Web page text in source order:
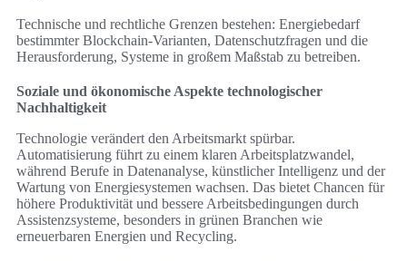
Technische und rechtliche Grenzen bestehen: Energiebedarf
bestimmter Blockchain-Varianten, Datenschutzfragen und die
Herausforderung, Systeme in großem Maßstab zu betreiben.
Soziale und ökonomische Aspekte technologischer
Nachhaltigkeit
Technologie verändert den Arbeitsmarkt spürbar.
Automatisierung führt zu einem klaren Arbeitsplatzwandel,
während Berufe in Datenanalyse, künstlicher Intelligenz und der
Wartung von Energiesystemen wachsen. Das bietet Chancen für
höhere Produktivität und bessere Arbeitsbedingungen durch
Assistenzsysteme, besonders in grünen Branchen wie
erneuerbaren Energien und Recycling.